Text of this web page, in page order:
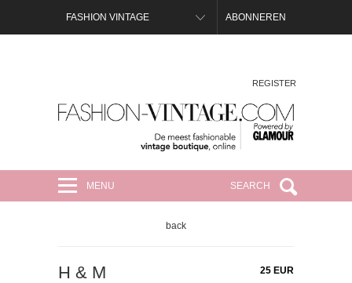
FASHION VINTAGE ABONNEREN
MENU SEARCH
REGISTER
back
H & M 25 EUR